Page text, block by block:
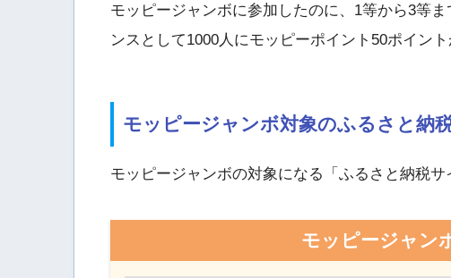
モッピージャンボに参加したのに、1等から3等
ンスとして1000人にモッピーポイント50ポイント
モッピージャンボ対象のふるさと納
モッピージャンボの対象になる「ふるさと納税サ
モッピージャン